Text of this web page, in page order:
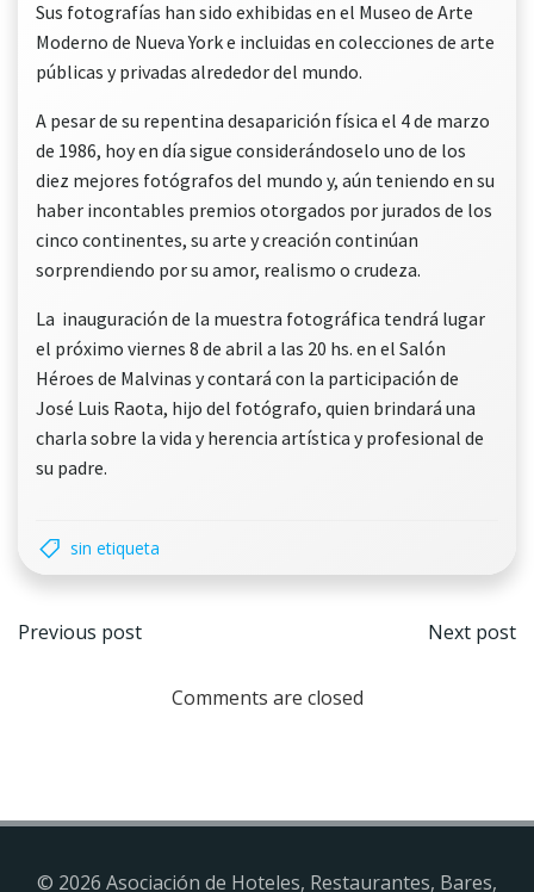
Sus fotografías han sido exhibidas en el Museo de Arte
Moderno de Nueva York e incluidas en colecciones de arte
públicas y privadas alrededor del mundo.
A pesar de su repentina desaparición física el 4 de marzo
de 1986, hoy en día sigue considerándoselo uno de los
diez mejores fotógrafos del mundo y, aún teniendo en su
haber incontables premios otorgados por jurados de los
cinco continentes, su arte y creación continúan
sorprendiendo por su amor, realismo o crudeza.
La inauguración de la muestra fotográfica tendrá lugar
el próximo viernes 8 de abril a las 20 hs. en el Salón
Héroes de Malvinas y contará con la participación de
José Luis Raota, hijo del fotógrafo, quien brindará una
charla sobre la vida y herencia artística y profesional de
su padre.
sin etiqueta
Navegación
Previous post Next post
Comments are closed
© 2026 Asociación de Hoteles, Restaurantes, Bares,